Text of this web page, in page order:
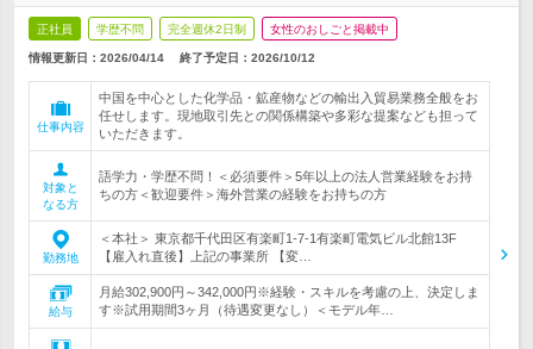
正社員 学歴不問 完全週休2日制 女性のおしごと掲載中
情報更新日：2026/04/14 終了予定日： 2026/10/12
仕事内容
中国を中心とした化学品・鉱産物などの輸出入貿易業務全般をお
任せします。現地取引先との関係構築や多彩な提案なども担って
いただきます。
対象と
なる方
語学力・学歴不問！＜必須要件＞5年以上の法人営業経験をお持
ちの方＜歓迎要件＞海外営業の経験をお持ちの方
勤務地
＜本社＞ 東京都千代田区有楽町1-7-1有楽町電気ビル北館13F
【雇入れ直後】上記の事業所 【変…
給与
月給302,900円～342,000円※経験・スキルを考慮の上、決定しま
す※試用期間3ヶ月（待遇変更なし）＜モデル年…